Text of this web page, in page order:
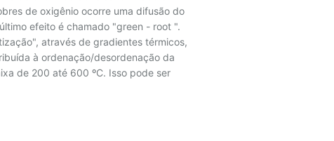
de oxigênio ocorre uma difusão do
efeito é chamado "green - root ".
através de gradientes térmicos,
à ordenação/desordenação da
de 200 até 600 ºC. Isso pode ser